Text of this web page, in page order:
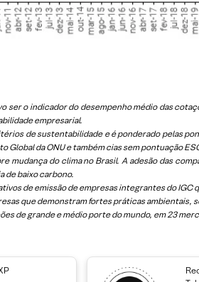
ser o indicador do desempenho médio das
empresarial.
de sustentabilidade e é ponderado pelas
da ONU e também cias sem pontuação ESG
do clima no Brasil. A adesão das
de baixo carbono.
de emissão de empresas integrantes do
que demonstram fortes práticas ambientais,
de grande e médio porte do mundo, em 23